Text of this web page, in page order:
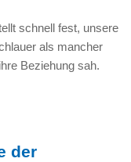
schnell fest, unsere
als mancher
Beziehung sah.
der